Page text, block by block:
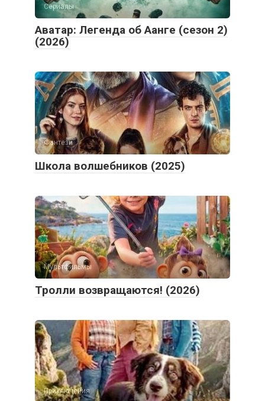
Сериалы
Аватар: Легенда об Аанге (сезон 2)
(2026)
Фэнтези
Школа волшебников (2025)
Мультфильмы
Тролли возвращаются! (2026)
Приключения